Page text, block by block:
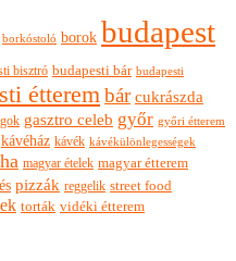
borkóstoló borok budapest
bisztró budapesti bár budapesti
étterembár cukrászda
gasztro celeb győr győri étterem
kávéház kávék kávékülönlegességek
magyar ételek magyar étterem
pizzák reggelik street food
torták vidéki étterem